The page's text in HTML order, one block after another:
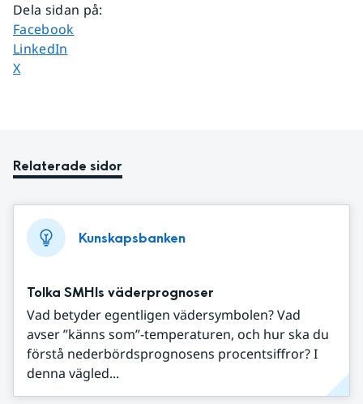
Dela sidan på:
Dela sidan på
Facebook
Dela sidan på
LinkedIn
Dela sidan på
X
Relaterade sidor
Kunskapsbanken
Tolka SMHIs väderprognoser
Vad betyder egentligen vädersymbolen? Vad
avser ”känns som”-temperaturen, och hur ska du
förstå nederbördsprognosens procentsiffror? I
denna vägled...